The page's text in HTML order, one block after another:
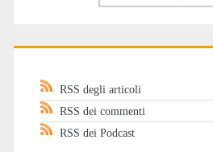
RSS degli articoli
RSS dei commenti
RSS dei Podcast